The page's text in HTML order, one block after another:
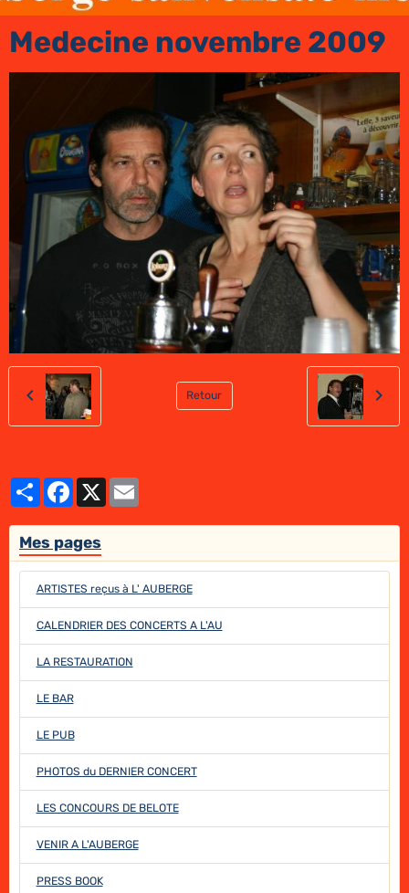
Medecine novembre 2009
Retour
PartagerFacebook
Mes pages
ARTISTES reçus à L' AUBERGE
CALENDRIER DES CONCERTS A L'AU
LA RESTAURATION
LE BAR
LE PUB
PHOTOS du DERNIER CONCERT
LES CONCOURS DE BELOTE
VENIR A L'AUBERGE
PRESS BOOK